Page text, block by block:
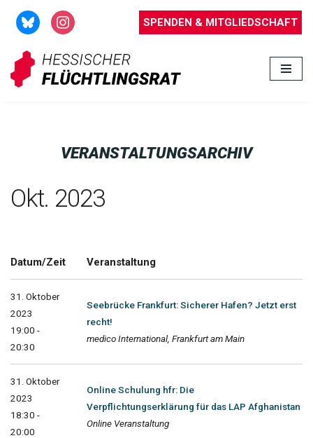
Zum
Inhalt
springen
SPENDEN & MITGLIEDSCHAFT
VERANSTALTUNGSARCHIV
Okt. 2023
Datum/Zeit Veranstaltung
31. Oktober
2023
19:00 -
20:30
Seebrücke Frankfurt: Sicherer Hafen? Jetzt erst
recht!
medico International, Frankfurt am Main
31. Oktober
2023
18:30 -
20:00
Online Schulung hfr: Die
Verpflichtungserklärung für das LAP Afghanistan
Online Veranstaltung